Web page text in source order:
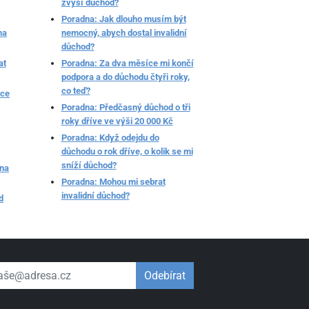
zvýší důchod?
Poradna: Jak dlouho musím být
nemocný, abych dostal invalidní
důchod?
Poradna: Za dva měsíce mi končí
podpora a do důchodu čtyři roky,
co teď?
Poradna: Předčasný důchod o tři
roky dříve ve výši 20 000 Kč
Poradna: Když odejdu do
důchodu o rok dříve, o kolik se mi
sníží důchod?
Poradna: Mohou mi sebrat
invalidní důchod?
email Odebírat